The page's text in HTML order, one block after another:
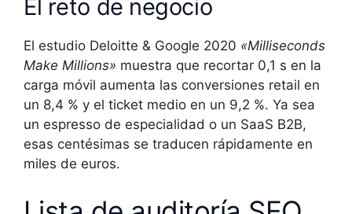
El reto de negocio
El estudio Deloitte & Google 2020 «Milliseconds
Make Millions» muestra que recortar 0,1 s en la
carga móvil aumenta las conversiones retail en
un 8,4 % y el ticket medio en un 9,2 %. Ya sea
un espresso de especialidad o un SaaS B2B,
esas centésimas se traducen rápidamente en
miles de euros.